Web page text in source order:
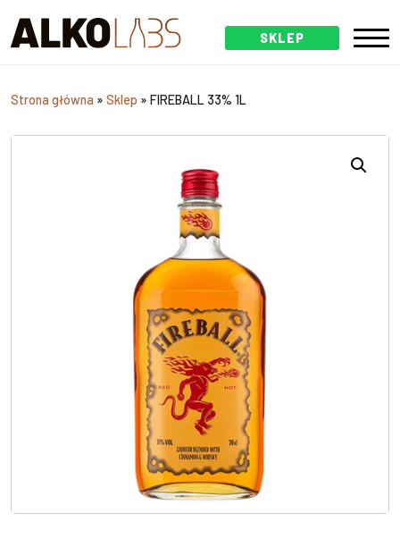
SKLEP
Strona główna » Sklep » FIREBALL 33% 1L